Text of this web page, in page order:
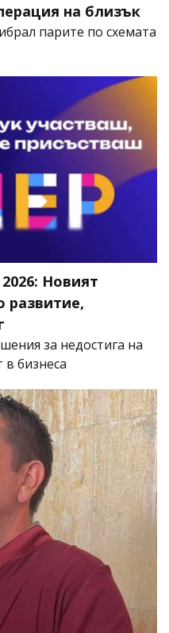
на близък
парите по схемата
Новият
развитие,
за недостига на
в бизнеса